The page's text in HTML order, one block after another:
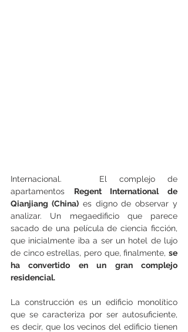
Internacional.   El complejo de
apartamentos Regent International de
Qianjiang (China) es digno de observar y
analizar. Un megaedificio que parece
sacado de una película de ciencia ficción,
que inicialmente iba a ser un hotel de lujo
de cinco estrellas, pero que, finalmente, se
ha convertido en un gran complejo
residencial.
La construcción es un edificio monolítico
que se caracteriza por ser autosuficiente,
es decir, que los vecinos del edificio tienen